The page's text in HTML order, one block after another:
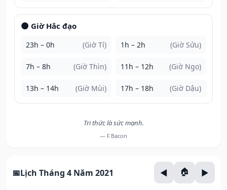
🌑 Giờ Hắc đạo
23h – 0h (Giờ Tí) 1h – 2h (Giờ Sửu)
7h – 8h (Giờ Thìn) 11h – 12h (Giờ Ngọ)
13h – 14h (Giờ Mùi) 17h – 18h (Giờ Dậu)
Tri thức là sức mạnh.
— F.Bacon
Lịch Tháng 4 Năm 2021